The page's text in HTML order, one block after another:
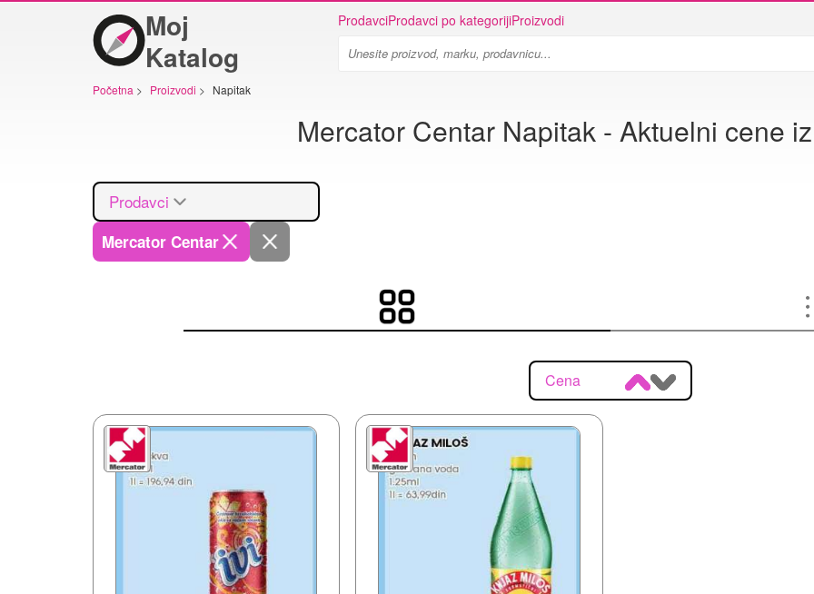
Moj
Katalog
ProdavciProdavci po kategorijiProizvodi
Početna > Proizvodi > Napitak
Mercator Centar Napitak - Aktuelni cene
Prodavci
Mercator Centar
Cena